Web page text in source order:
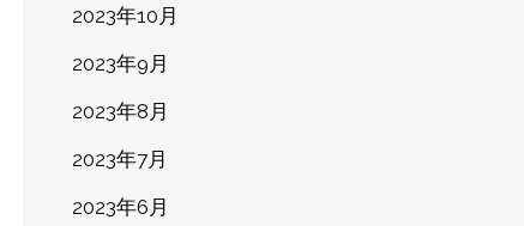
2023年10月
2023年9月
2023年8月
2023年7月
2023年6月